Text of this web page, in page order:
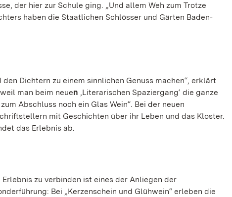
der hier zur Schule ging. „Und allem Weh zum Trotze
haben die Staatlichen Schlösser und Gärten Baden-
Dichtern zu einem sinnlichen Genuss machen“, erklärt
man beim neuen ‚Literarischen Spaziergang‘ die ganze
Abschluss noch ein Glas Wein“. Bei der neuen
mit Geschichten über ihr Leben und das Kloster.
das Erlebnis ab.
zu verbinden ist eines der Anliegen der
Bei „Kerzenschein und Glühwein“ erleben die